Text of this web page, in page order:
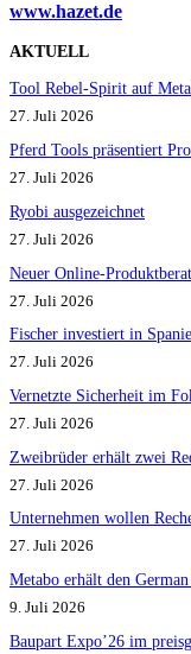
www.hazet.de
AKTUELL
Tool Rebel-Spirit auf
27. Juli 2026
Pferd Tools präsentiert
27. Juli 2026
Ryobi ausgezeichnet
27. Juli 2026
Neuer Online-
27. Juli 2026
Fischer investiert in
27. Juli 2026
Vernetzte Sicherheit im
27. Juli 2026
Zweibrüder erhält zwei
27. Juli 2026
Unternehmen wollen
27. Juli 2026
Metabo erhält den
9. Juli 2026
Baupart Expo’26 im